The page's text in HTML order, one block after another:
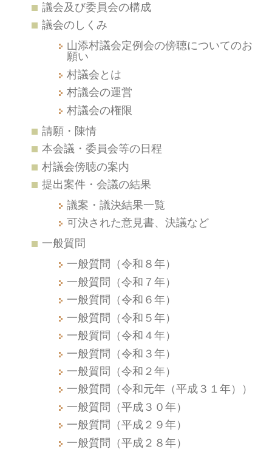
議会及び委員会の構成
議会のしくみ
山添村議会定例会の傍聴についてのお
願い
村議会とは
村議会の運営
村議会の権限
請願・陳情
本会議・委員会等の日程
村議会傍聴の案内
提出案件・会議の結果
議案・議決結果一覧
可決された意見書、決議など
一般質問
一般質問（令和８年）
一般質問（令和７年）
一般質問（令和６年）
一般質問（令和５年）
一般質問（令和４年）
一般質問（令和３年）
一般質問（令和２年）
一般質問（令和元年（平成３１年））
一般質問（平成３０年）
一般質問（平成２９年）
一般質問（平成２８年）